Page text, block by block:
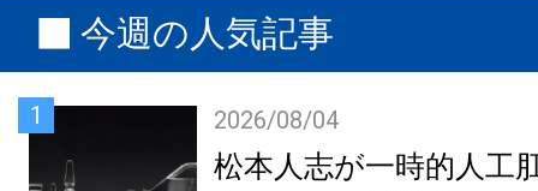
今週の人気記事
1 2026/08/04
松本人志が一時的人工